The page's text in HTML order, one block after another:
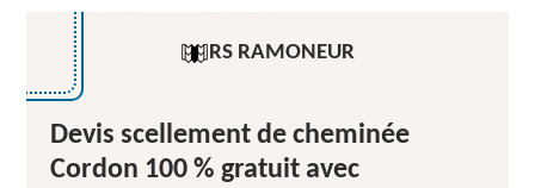
RS RAMONEUR
Devis scellement de cheminée
Cordon 100 % gratuit avec